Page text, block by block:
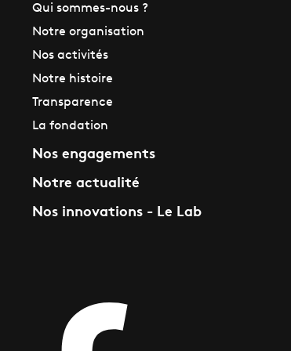
Qui sommes-nous ?
Notre organisation
Nos activités
Notre histoire
Transparence
La fondation
Nos engagements
Notre actualité
Nos innovations - Le Lab